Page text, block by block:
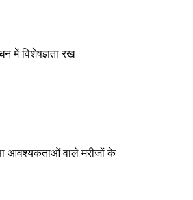
में विशेषज्ञता रख
आवश्यकताओं वाले मरीजों के